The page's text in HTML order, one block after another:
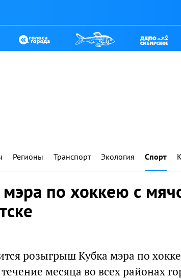
Регионы Транспорт Экология Спорт
по хоккею с
розыгрыш Кубка мэра по
месяца во всех районах